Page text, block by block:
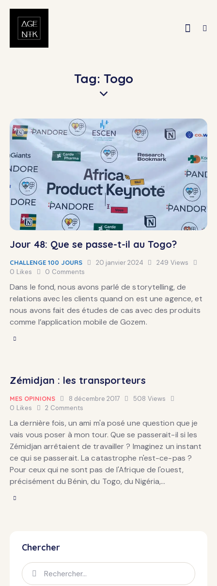
Tag: Togo
Jour 48: Que se passe-t-il au Togo?
CHALLENGE 100 JOURS 20 janvier 2024 249 Views
0 Likes 0 Comments
Dans le fond, nous avons parlé de storytelling, de
relations avec les clients quand on est une agence, et
nous avons fait des études de cas avec des produits
comme l’application mobile de Gozem.
Zémidjan : les transporteurs
MES OPINIONS 8 décembre 2017 508 Views
0 Likes 2 Comments
La dernière fois, un ami m'a posé une question que je
vais vous poser à mon tour. Que se passerait-il si les
Zémidjan arrêtaient de travailler ? Imaginez un instant
ce qui se passerait. La catastrophe n'est-ce-pas ?
Pour ceux qui ne sont pas de l'Afrique de l'ouest,
précisément du Bénin, du Togo, du Nigéria,…
Chercher